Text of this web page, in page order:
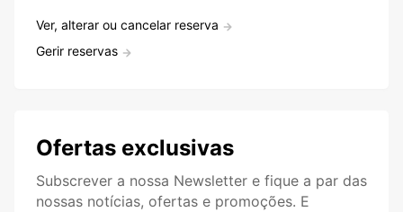
Ver, alterar ou cancelar reserva
Gerir reservas
Ofertas exclusivas
Subscrever a nossa Newsletter e fique a par das
nossas notícias, ofertas e promoções. E